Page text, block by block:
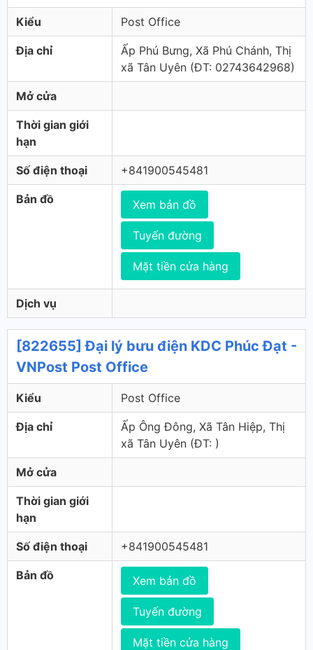
Kiểu Post Office
Địa chỉ
Ấp Phú Bưng, Xã Phú Chánh, Thị
xã Tân Uyên (ÐT: 02743642968)
Mở cửa
Thời gian giới
hạn
Số điện thoại +841900545481
Bản đồ Xem bản đồ
Tuyến đường
Mặt tiền cửa hàng
Dịch vụ
[822655] Đại lý bưu điện KDC Phúc Đạt -
VNPost Post Office
Kiểu Post Office
Địa chỉ
Ấp Ông Đông, Xã Tân Hiệp, Thị
xã Tân Uyên (ÐT: )
Mở cửa
Thời gian giới
hạn
Số điện thoại +841900545481
Bản đồ Xem bản đồ
Tuyến đường
Mặt tiền cửa hàng